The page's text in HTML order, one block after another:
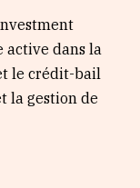
active dans la
le crédit-bail
la gestion de